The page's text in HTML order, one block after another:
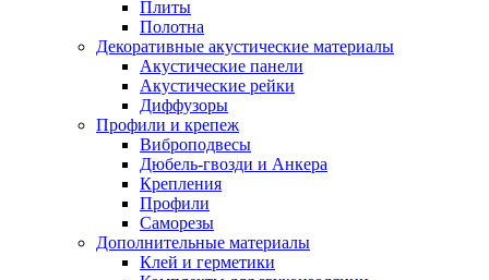
Плиты
Полотна
Декоративные акустические материалы
Акустические панели
Акустические рейки
Диффузоры
Профили и крепеж
Виброподвесы
Дюбель-гвозди и Анкера
Крепления
Профили
Саморезы
Дополнительные материалы
Клей и герметики